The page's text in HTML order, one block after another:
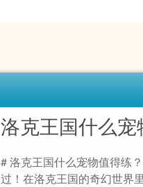
洛克王国什么宠
# 洛克王国什么宠物值得练
过！在洛克王国的奇幻世界